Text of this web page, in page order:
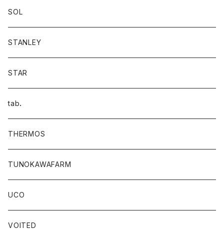
SOL
STANLEY
STAR
tab．
THERMOS
TUNOKAWAFARM
UCO
VOITED